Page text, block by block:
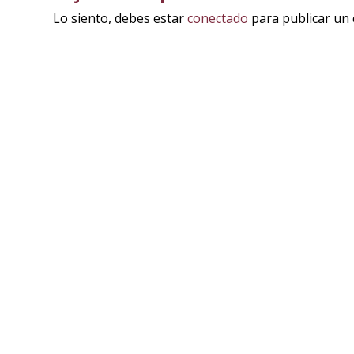
Lo siento, debes estarconectado para publicar un